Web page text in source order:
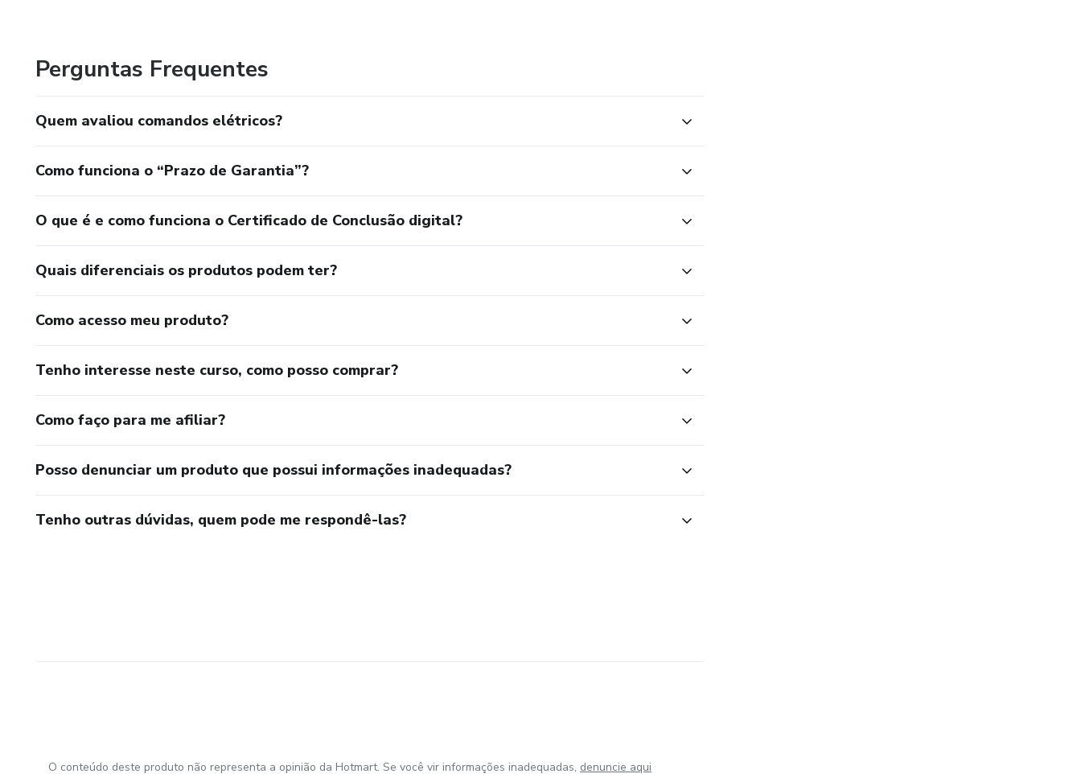
Perguntas Frequentes
Quem avaliou comandos elétricos?
Como funciona o “Prazo de Garantia”?
O que é e como funciona o Certificado de Conclusão digital?
Quais diferenciais os produtos podem ter?
Como acesso meu produto?
Tenho interesse neste curso, como posso comprar?
Como faço para me afiliar?
Posso denunciar um produto que possui informações inadequadas?
Tenho outras dúvidas, quem pode me respondê-las?
O conteúdo deste produto não representa a opinião da Hotmart. Se você vir informações inadequadas, denuncie aqui